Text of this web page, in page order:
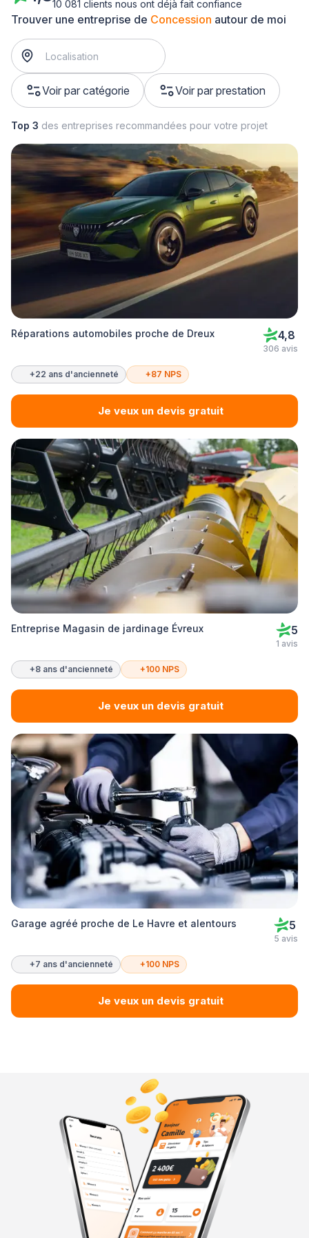
Trouver une entreprise de Concession autour de moi
Voir par catégorie Voir par prestation
10 081 clients nous ont déjà fait confiance
Top 3 des entreprises recommandées pour votre projet
Réparations automobiles proche de Dreux 4,8
306 avis
+22 ans d'ancienneté +87 NPS
Je veux un devis gratuit
Entreprise Magasin de jardinage Évreux 5
1 avis
+8 ans d'ancienneté +100 NPS
Je veux un devis gratuit
Garage agréé proche de Le Havre et alentours 5
5 avis
+7 ans d'ancienneté +100 NPS
Je veux un devis gratuit